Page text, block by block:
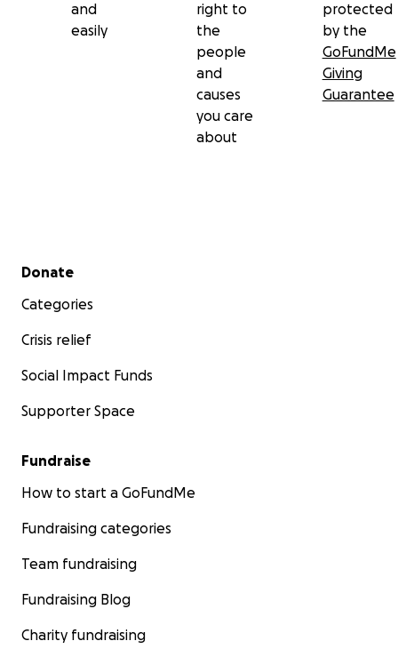
and
easily
right to
the
people
and
causes
you care
about
protected
by the
GoFundMe
Giving
Guarantee
Secondary menu
Donate
Categories
Crisis relief
Social Impact Funds
Supporter Space
Fundraise
How to start a GoFundMe
Fundraising categories
Team fundraising
Fundraising Blog
Charity fundraising